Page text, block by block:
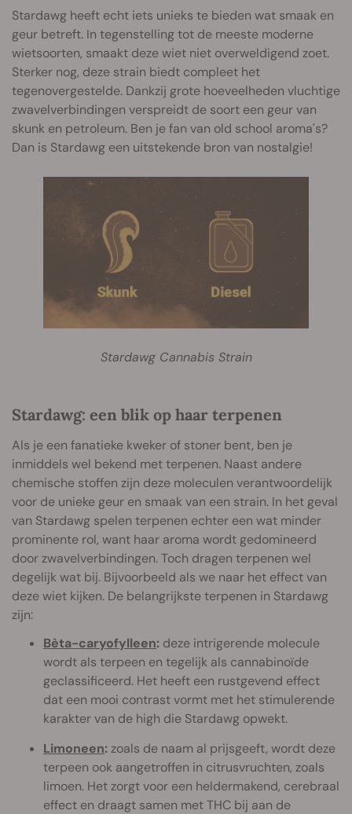
Stardawg heeft echt iets unieks te bieden wat smaak en
geur betreft. In tegenstelling tot de meeste moderne
wietsoorten, smaakt deze wiet niet overweldigend zoet.
Sterker nog, deze strain biedt compleet het
tegenovergestelde. Dankzij grote hoeveelheden vluchtige
zwavelverbindingen verspreidt de soort een geur van
skunk en petroleum. Ben je fan van old school aroma's?
Dan is Stardawg een uitstekende bron van nostalgie!
Stardawg Cannabis Strain
Stardawg: een blik op haar terpenen
Als je een fanatieke kweker of stoner bent, ben je
inmiddels wel bekend met terpenen. Naast andere
chemische stoffen zijn deze moleculen verantwoordelijk
voor de unieke geur en smaak van een strain. In het geval
van Stardawg spelen terpenen echter een wat minder
prominente rol, want haar aroma wordt gedomineerd
door zwavelverbindingen. Toch dragen terpenen wel
degelijk wat bij. Bijvoorbeeld als we naar het effect van
deze wiet kijken. De belangrijkste terpenen in Stardawg
zijn:
Bèta-caryofylleen: deze intrigerende molecule
wordt als terpeen en tegelijk als cannabinoïde
geclassificeerd. Het heeft een rustgevend effect
dat een mooi contrast vormt met het stimulerende
karakter van de high die Stardawg opwekt.
Limoneen: zoals de naam al prijsgeeft, wordt deze
terpeen ook aangetroffen in citrusvruchten, zoals
limoen. Het zorgt voor een heldermakend, cerebraal
effect en draagt samen met THC bij aan de